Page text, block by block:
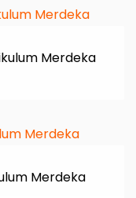
Merdeka
Merdeka